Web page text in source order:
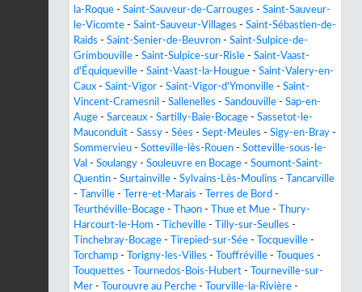
la-Roque - Saint-Sauveur-de-Carrouges - Saint-Sauveur-
le-Vicomte - Saint-Sauveur-Villages - Saint-Sébastien-de-
Raids - Saint-Senier-de-Beuvron - Saint-Sulpice-de-
Grimbouville - Saint-Sulpice-sur-Risle - Saint-Vaast-
d'Équiqueville - Saint-Vaast-la-Hougue - Saint-Valery-en-
Caux - Saint-Vigor - Saint-Vigor-d'Ymonville - Saint-
Vincent-Cramesnil - Sallenelles - Sandouville - Sap-en-
Auge - Sarceaux - Sartilly-Baie-Bocage - Sassetot-le-
Mauconduit - Sassy - Sées - Sept-Meules - Sigy-en-Bray -
Sommervieu - Sotteville-lès-Rouen - Sotteville-sous-le-
Val - Soulangy - Souleuvre en Bocage - Soumont-Saint-
Quentin - Surtainville - Sylvains-Lès-Moulins -
Tancarville
-
Tanville - Terre-et-Marais - Terres de Bord -
Teurthéville-Bocage - Thaon - Thue et Mue -
Thury-
Harcourt-le-Hom - Ticheville - Tilly-sur-Seulles -
Tinchebray-Bocage - Tirepied-sur-Sée - Tocqueville -
Torchamp - Torigny-les-Villes - Touffréville - Touques -
Touquettes - Tournedos-Bois-Hubert -
Tourneville-sur-
Mer - Tourouvre au Perche - Tourville-la-Rivière -